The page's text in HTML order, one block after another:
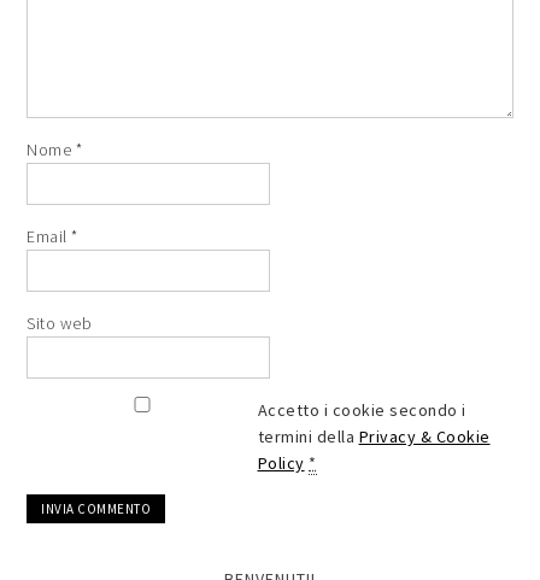
Nome *
Email*
Sito web
Accetto i cookie secondo i
termini della Privacy & Cookie
Policy *